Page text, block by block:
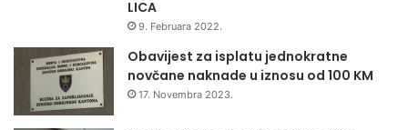
LICA
9. Februara 2022.
Obavijest za isplatu jednokratne
novčane naknade u iznosu od 100 KM
17. Novembra 2023.